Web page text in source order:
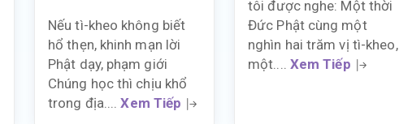
Nếu tì-kheo không biết
hổ thẹn, khinh mạn lời
Phật dạy, phạm giới
Chúng học thì chịu khổ
trong địa....Xem Tiếp
tôi được nghe: Một thời
Đức Phật cùng một
nghìn hai trăm vị tì-kheo,
một.... Xem Tiếp